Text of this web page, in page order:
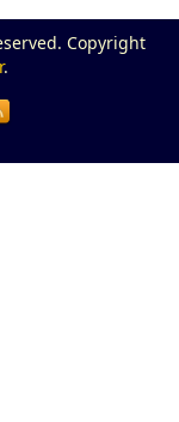
Copyright
.